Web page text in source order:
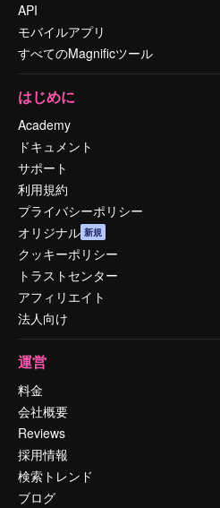
API
モバイルアプリ
すべてのMagnificツール
はじめに
Academy
ドキュメント
サポート
利用規約
プライバシーポリシー
オリジナル 新規
クッキーポリシー
トラストセンター
アフィリエイト
法人向け
運営
料金
会社概要
Reviews
採用情報
検索トレンド
ブログ